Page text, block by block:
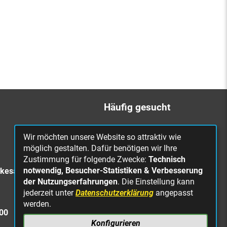
Häufig gesucht
Bürgerbüro
Online Rathaus
Was erledige ich wo?
Stellenangebote
Mängelmeldung
defekt
Wir möchten unsere Website so attraktiv wie
möglich gestalten. Dafür benötigen wir Ihre
Zustimmung für folgende Zwecke: Technisch
notwendig, Besucher-Statistiken & Verbesserung
der Nutzungserfahrungen. Die Einstellung kann
jederzeit unterDatenschutzerklärung angepasst
werden.
Konfigurieren